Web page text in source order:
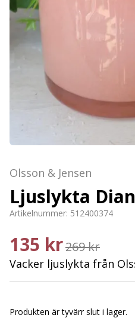
Olsson & Jensen
Ljuslykta
Artikelnummer: 512400374
135 kr269 kr
Vacker ljuslykta från
Produkten är tyvärr slut i lager.